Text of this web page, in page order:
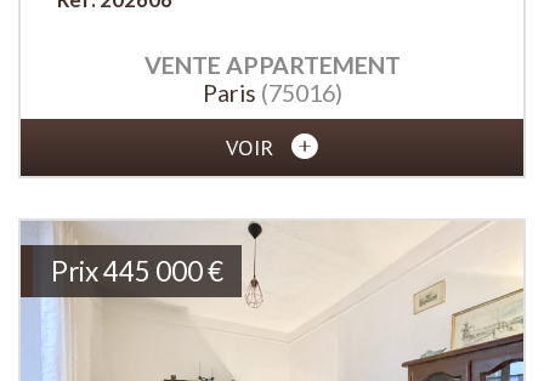
VENTE APPARTEMENT
Paris (75016)
VOIR
Prix445 000€